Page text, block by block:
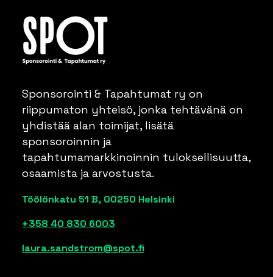
Sponsorointi & Tapahtumat ry on
riippumaton yhteisö, jonka tehtävänä on
yhdistää alan toimijat, lisätä
sponsoroinnin ja
tapahtumamarkkinoinnin tuloksellisuutta,
osaamista ja arvostusta.
Töölönkatu 51 B, 00250 Helsinki
+358 40 830 6003
laura.sandstrom@spot.fi